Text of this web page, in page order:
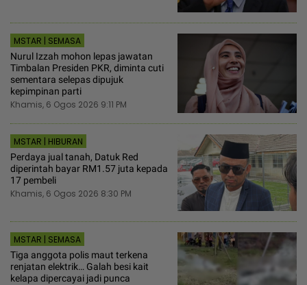
MSTAR | SEMASA
Nurul Izzah mohon lepas jawatan
Timbalan Presiden PKR, diminta cuti
sementara selepas dipujuk
kepimpinan parti
Khamis, 6 Ogos 2026 9:11 PM
MSTAR | HIBURAN
Perdaya jual tanah, Datuk Red
diperintah bayar RM1.57 juta kepada
17 pembeli
Khamis, 6 Ogos 2026 8:30 PM
MSTAR | SEMASA
Tiga anggota polis maut terkena
renjatan elektrik… Galah besi kait
kelapa dipercayai jadi punca